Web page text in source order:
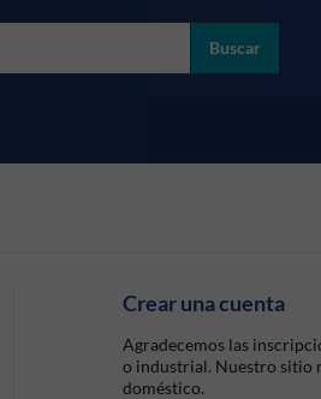
Buscar
Crear una cuenta
Agradecemos las
o industrial. Nuestro sitio
doméstico.